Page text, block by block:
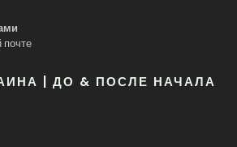
почте
| ДО & ПОСЛЕ НАЧАЛА